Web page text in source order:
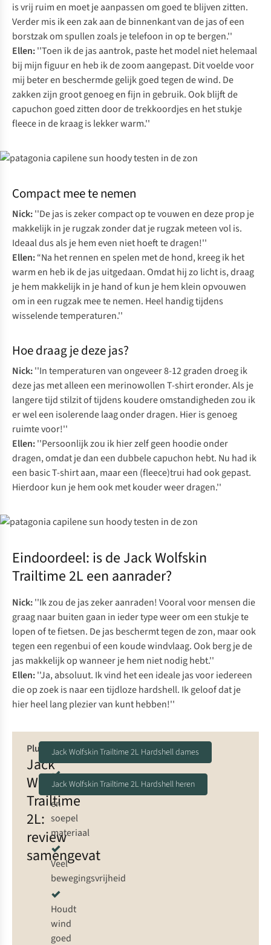
is vrij ruim en moet je aanpassen om goed te blijven zitten.
Verder mis ik een zak aan de binnenkant van de jas of een
borstzak om spullen zoals je telefoon in op te bergen.''
Ellen:''Toen ik de jas aantrok, paste het model niet helemaal
bij mijn figuur en heb ik de zoom aangepast. Dit voelde voor
mij beter en beschermde gelijk goed tegen de wind. De
zakken zijn groot genoeg en fijn in gebruik. Ook blijft de
capuchon goed zitten door de trekkoordjes en het stukje
fleece in de kraag is lekker warm.''
Compact mee te nemen
Nick:''De jas is zeker compact op te vouwen en deze prop je
makkelijk in je rugzak zonder dat je rugzak meteen vol is.
Ideaal dus als je hem even niet hoeft te dragen!''
Ellen:“Na het rennen en spelen met de hond, kreeg ik het
warm en heb ik de jas uitgedaan. Omdat hij zo licht is, draag
je hem makkelijk in je hand of kun je hem klein opvouwen
om in een rugzak mee te nemen. Heel handig tijdens
wisselende temperaturen.''
Hoe draag je deze jas?
Nick:''In temperaturen van ongeveer 8-12 graden droeg ik
deze jas met alleen een merinowollen T-shirt eronder. Als je
langere tijd stilzit of tijdens koudere omstandigheden zou ik
er wel een isolerende laag onder dragen. Hier is genoeg
ruimte voor!''
Ellen:''Persoonlijk zou ik hier zelf geen hoodie onder
dragen, omdat je dan een dubbele capuchon hebt. Nu had ik
een basic T-shirt aan, maar een (fleece)trui had ook gepast.
Hierdoor kun je hem ook met kouder weer dragen.''
Eindoordeel: is de Jack Wolfskin
Trailtime 2L een aanrader?
Nick:''Ik zou de jas zeker aanraden! Vooral voor mensen die
graag naar buiten gaan in ieder type weer om een stukje te
lopen of te fietsen. De jas beschermt tegen de zon, maar ook
tegen een regenbui of een koude windvlaag. Ook berg je de
jas makkelijk op wanneer je hem niet nodig hebt.''
Ellen:''Ja, absoluut. Ik vind het een ideale jas voor iedereen
die op zoek is naar een tijdloze hardshell. Ik geloof dat je
hier heel lang plezier van kunt hebben!''
Jack
Wolfskin
Trailtime
2L:
review
samengevat
Pluspunten:
Lichtgewicht
en
soepel
materiaal
Veel
bewegingsvrijheid
Houdt
wind
goed
Jack Wolfskin Trailtime 2L Hardshell dames
Jack Wolfskin Trailtime 2L Hardshell heren